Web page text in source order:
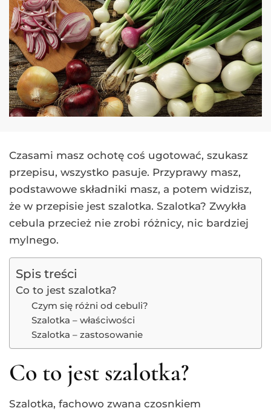
Czasami masz ochotę coś ugotować, szukasz
przepisu, wszystko pasuje. Przyprawy masz,
podstawowe składniki masz, a potem widzisz,
że w przepisie jest szalotka. Szalotka? Zwykła
cebula przecież nie zrobi różnicy, nic bardziej
mylnego.
Spis treści
Co to jest szalotka?
Czym się różni od cebuli?
Szalotka – właściwości
Szalotka – zastosowanie
Co to jest szalotka?
Szalotka, fachowo zwana czosnkiem